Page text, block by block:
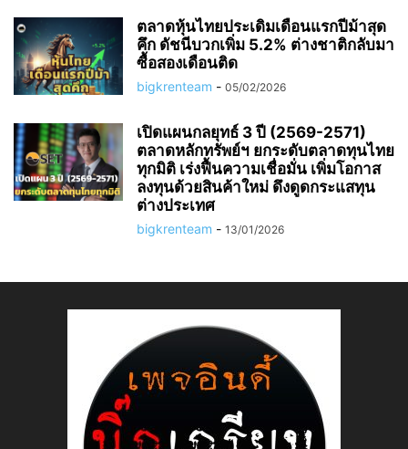
ตลาดหุ้นไทยประเดิมเดือนแรกปีม้าสุด
คึก ดัชนีบวกเพิ่ม 5.2% ต่างชาติกลับมา
ซื้อสองเดือนติด
bigkrenteam - 05/02/2026
เปิดแผนกลยุทธ์ 3 ปี (2569-2571)
ตลาดหลักทรัพย์ฯ ยกระดับตลาดทุนไทย
ทุกมิติ เร่งฟื้นความเชื่อมั่น เพิ่มโอกาส
ลงทุนด้วยสินค้าใหม่ ดึงดูดกระแสทุน
ต่างประเทศ
bigkrenteam - 13/01/2026